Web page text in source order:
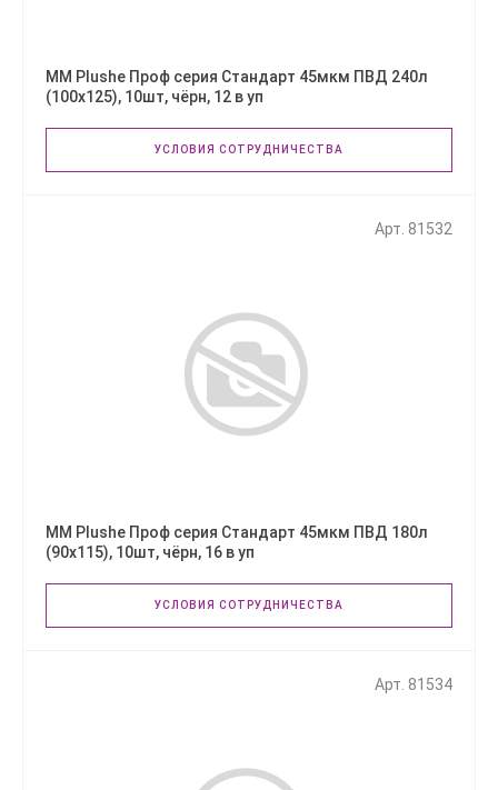
ММ Plushe Проф серия Стандарт 45мкм ПВД 240л
(100х125), 10шт, чёрн, 12 в уп
УСЛОВИЯ СОТРУДНИЧЕСТВА
Арт. 81532
ММ Plushe Проф серия Стандарт 45мкм ПВД 180л
(90х115), 10шт, чёрн, 16 в уп
УСЛОВИЯ СОТРУДНИЧЕСТВА
Арт. 81534